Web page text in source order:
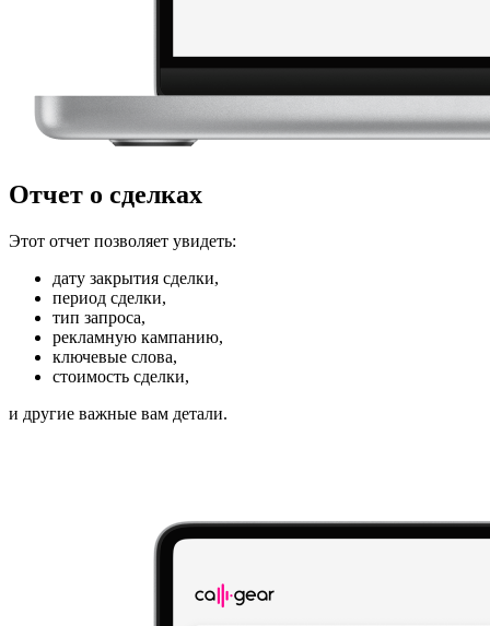
Отчет о сделках
Этот отчет позволяет увидеть:
дату закрытия сделки,
период сделки,
тип запроса,
рекламную кампанию,
ключевые слова,
стоимость сделки,
и другие важные вам детали.